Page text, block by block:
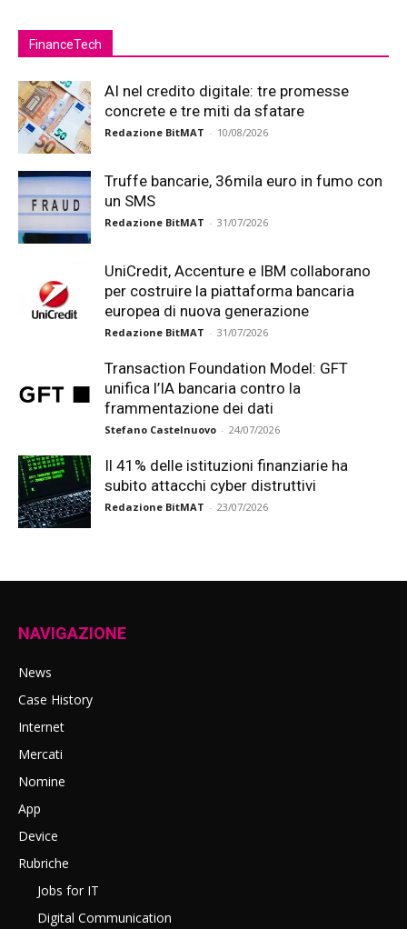
FinanceTech
AI nel credito digitale: tre promesse
concrete e tre miti da sfatare
Redazione BitMAT - 10/08/2026
Truffe bancarie, 36mila euro in fumo con
un SMS
Redazione BitMAT - 31/07/2026
UniCredit, Accenture e IBM collaborano
per costruire la piattaforma bancaria
europea di nuova generazione
Redazione BitMAT - 31/07/2026
Transaction Foundation Model: GFT
unifica l’IA bancaria contro la
frammentazione dei dati
Stefano Castelnuovo - 24/07/2026
Il 41% delle istituzioni finanziarie ha
subito attacchi cyber distruttivi
Redazione BitMAT - 23/07/2026
NAVIGAZIONE
News
Case History
Internet
Mercati
Nomine
App
Device
Rubriche
Jobs for IT
Digital Communication